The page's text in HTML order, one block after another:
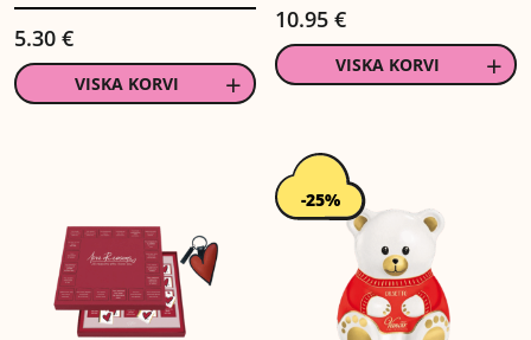
5.30 €
VISKA KORVI
10.95€
VISKA KORVI
-25%